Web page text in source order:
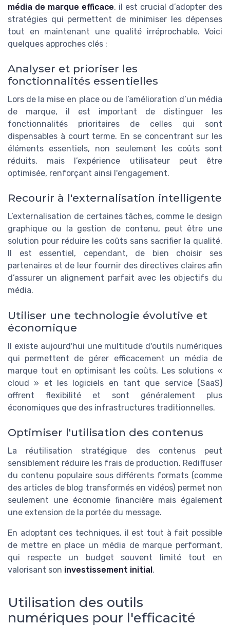
média de marque efficace, il est crucial d’adopter des
stratégies qui permettent de minimiser les dépenses
tout en maintenant une qualité irréprochable. Voici
quelques approches clés :
Analyser et prioriser les
fonctionnalités essentielles
Lors de la mise en place ou de l’amélioration d’un média
de marque, il est important de distinguer les
fonctionnalités prioritaires de celles qui sont
dispensables à court terme. En se concentrant sur les
éléments essentiels, non seulement les coûts sont
réduits, mais l’expérience utilisateur peut être
optimisée, renforçant ainsi l'engagement.
Recourir à l'externalisation intelligente
L’externalisation de certaines tâches, comme le design
graphique ou la gestion de contenu, peut être une
solution pour réduire les coûts sans sacrifier la qualité.
Il est essentiel, cependant, de bien choisir ses
partenaires et de leur fournir des directives claires afin
d’assurer un alignement parfait avec les objectifs du
média.
Utiliser une technologie évolutive et
économique
Il existe aujourd'hui une multitude d'outils numériques
qui permettent de gérer efficacement un média de
marque tout en optimisant les coûts. Les solutions «
cloud » et les logiciels en tant que service (SaaS)
offrent flexibilité et sont généralement plus
économiques que des infrastructures traditionnelles.
Optimiser l'utilisation des contenus
La réutilisation stratégique des contenus peut
sensiblement réduire les frais de production. Rediffuser
du contenu populaire sous différents formats (comme
des articles de blog transformés en vidéos) permet non
seulement une économie financière mais également
une extension de la portée du message.
En adoptant ces techniques, il est tout à fait possible
de mettre en place un média de marque performant,
qui respecte un budget souvent limité tout en
valorisant son investissement initial.
Utilisation des outils
numériques pour l'efficacité